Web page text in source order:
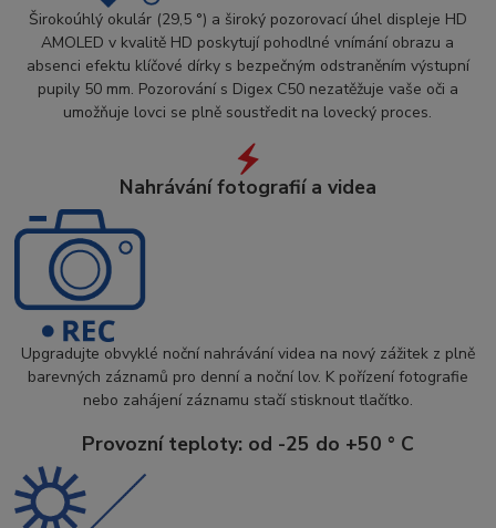
Širokoúhlý okulár (29,5 °) a široký pozorovací úhel displeje HD
AMOLED v kvalitě HD poskytují pohodlné vnímání obrazu a
absenci efektu klíčové dírky s bezpečným odstraněním výstupní
pupily 50 mm. Pozorování s Digex C50 nezatěžuje vaše oči a
umožňuje lovci se plně soustředit na lovecký proces.
Nahrávání fotografií a videa
Upgradujte obvyklé noční nahrávání videa na nový zážitek z plně
barevných záznamů pro denní a noční lov. K pořízení fotografie
nebo zahájení záznamu stačí stisknout tlačítko.
Provozní teploty: od -25 do +50 ° C